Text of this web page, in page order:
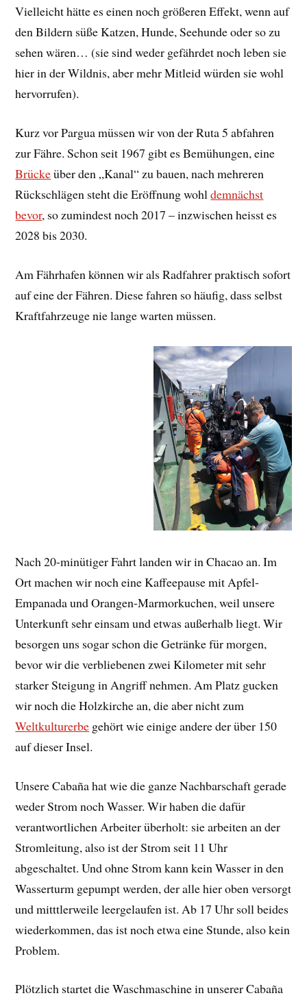
Vielleicht hätte es einen noch größeren Effekt, wenn auf
den Bildern süße Katzen, Hunde, Seehunde oder so zu
sehen wären… (sie sind weder gefährdet noch leben sie
hier in der Wildnis, aber mehr Mitleid würden sie wohl
hervorrufen).
Kurz vor Pargua müssen wir von der Ruta 5 abfahren
zur Fähre. Schon seit 1967 gibt es Bemühungen, eine
Brückeüber den „Kanal“ zu bauen, nach mehreren
Rückschlägen steht die Eröffnung wohldemnächst
bevor, so zumindest noch 2017 – inzwischen heisst es
2028 bis 2030.
Am Fährhafen können wir als Radfahrer praktisch sofort
auf eine der Fähren. Diese fahren so häufig, dass selbst
Kraftfahrzeuge nie lange warten müssen.
Nach 20-minütiger Fahrt landen wir in Chacao an. Im
Ort machen wir noch eine Kaffeepause mit Apfel-
Empanada und Orangen-Marmorkuchen, weil unsere
Unterkunft sehr einsam und etwas außerhalb liegt. Wir
besorgen uns sogar schon die Getränke für morgen,
bevor wir die verbliebenen zwei Kilometer mit sehr
starker Steigung in Angriff nehmen. Am Platz gucken
wir noch die Holzkirche an, die aber nicht zum
Weltkulturerbe gehört wie einige andere der über 150
auf dieser Insel.
Unsere Cabaña hat wie die ganze Nachbarschaft gerade
weder Strom noch Wasser. Wir haben die dafür
verantwortlichen Arbeiter überholt: sie arbeiten an der
Stromleitung, also ist der Strom seit 11 Uhr
abgeschaltet. Und ohne Strom kann kein Wasser in den
Wasserturm gepumpt werden, der alle hier oben versorgt
und mitttlerweile leergelaufen ist. Ab 17 Uhr soll beides
wiederkommen, das ist noch etwa eine Stunde, also kein
Problem.
Plötzlich startet die Waschmaschine in unserer Cabaña